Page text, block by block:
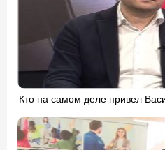
Кто на самом деле привел